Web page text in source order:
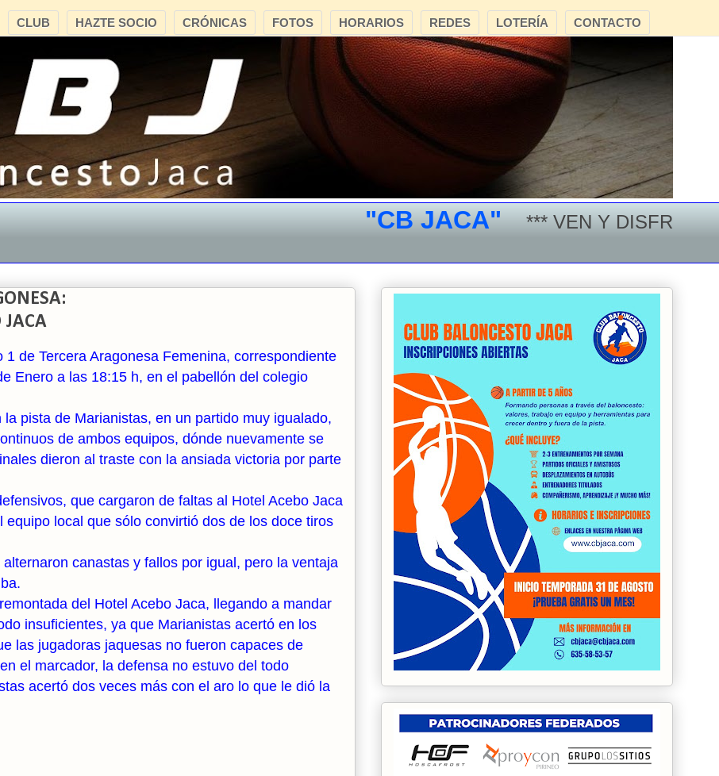
CONTACTO
LOTERÍA
REDES
HORARIOS
FOTOS
CRÓNICAS
HAZTE SOCIO
CLUB
"CB JACA" *** VEN Y DISFRUTA DEL
JACA
de Tercera Aragonesa Femenina, correspondiente
Enero a las 18:15 h, en el pabellón del colegio
pista de Marianistas, en un partido muy igualado,
de ambos equipos, dónde nuevamente se
dieron al traste con la ansiada victoria por parte
que cargaron de faltas al Hotel Acebo Jaca
local que sólo convirtió dos de los doce tiros
canastas y fallos por igual, pero la ventaja
del Hotel Acebo Jaca, llegando a mandar
insuficientes, ya que Marianistas acertó en los
las jugadoras jaquesas no fueron capaces de
el marcador, la defensa no estuvo del todo
acertó dos veces más con el aro lo que le dió la